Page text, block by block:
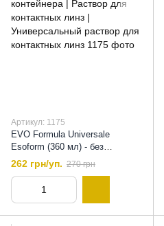
Артикул: 1175
EVO Formula Universale
Esoform (360 мл) - без
контейнера | Раствор для
контактных линз |
Универсальный раствор для
контактных линз, 360 мл
262 грн/уп. 270 грн